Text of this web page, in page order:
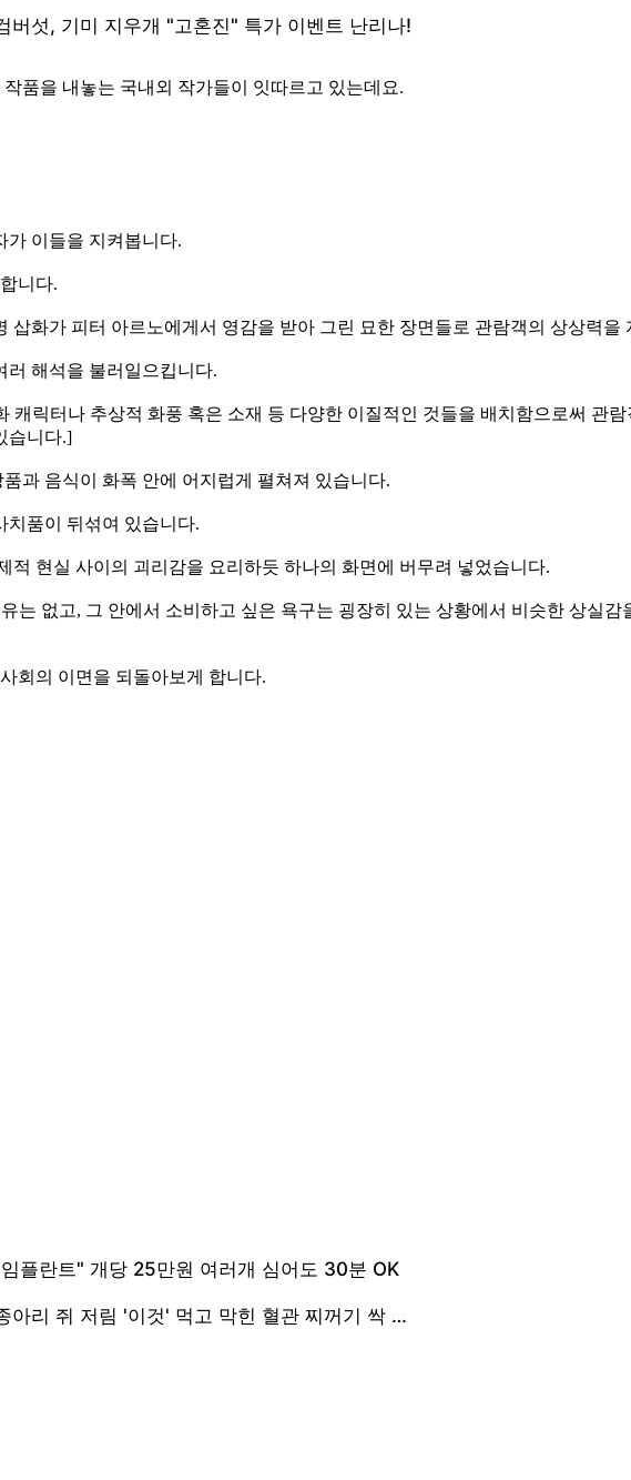
품을 내놓는 국내외 작가들이 잇따르고 있는데요.
가 이들을 지켜봅니다.
니다.
화가 피터 아르노에게서 영감을 받아 그린 묘한 장면들로 관람객의 상상력을
러 해석을 불러일으킵니다.
릭터나 추상적 화풍 혹은 소재 등 다양한 이질적인 것들을 배치함으로써 관
습니다.]
과 음식이 화폭 안에 어지럽게 펼쳐져 있습니다.
치품이 뒤섞여 있습니다.
현실 사이의 괴리감을 요리하듯 하나의 화면에 버무려 넣었습니다.
는 없고, 그 안에서 소비하고 싶은 욕구는 굉장히 있는 상황에서 비슷한 상실
회의 이면을 되돌아보게 합니다.